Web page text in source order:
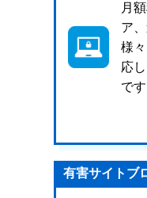
月
ア
様
応
です
有害サイトブ